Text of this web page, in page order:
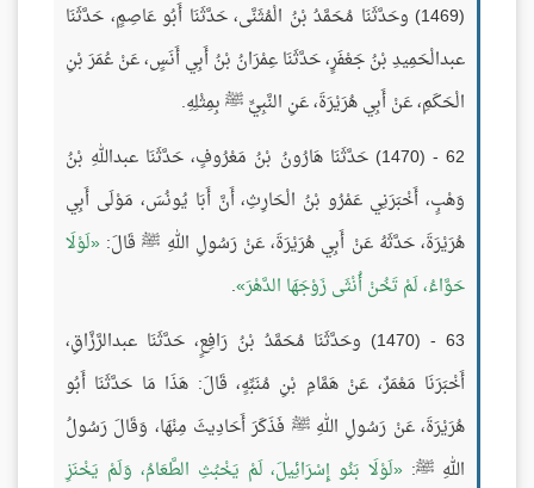
(1469) وحَدَّثَنَا مُحَمَّدُ بْنُ الْمُثَنَّى، حَدَّثَنَا أَبُو عَاصِمٍ، حَدَّثَنَا
عبدالْحَمِيدِ بْنُ جَعْفَرٍ، حَدَّثَنَا عِمْرَانُ بْنُ أَبِي أَنَسٍ، عَنْ عُمَرَ بْنِ
الْحَكَمِ، عَنْ أَبِي هُرَيْرَةَ، عَنِ النَّبِيِّ ﷺ بِمِثْلِهِ.
62 - (1470) حَدَّثَنَا هَارُونُ بْنُ مَعْرُوفٍ، حَدَّثَنَا عبداللهِ بْنُ
وَهْبٍ، أَخْبَرَنِي عَمْرُو بْنُ الْحَارِثِ، أَنَّ أَبَا يُونُسَ، مَوْلَى أَبِي
هُرَيْرَةَ، حَدَّثَهُ عَنْ أَبِي هُرَيْرَةَ، عَنْ رَسُولِ اللهِ ﷺ قَالَ: لَوْلَا
حَوَّاءُ، لَمْ تَخُنْ أُنْثَى زَوْجَهَا الدَّهْرَ .
63 - (1470) وحَدَّثَنَا مُحَمَّدُ بْنُ رَافِعٍ، حَدَّثَنَا عبدالرَّزَّاقِ،
أَخْبَرَنَا مَعْمَرٌ، عَنْ هَمَّامِ بْنِ مُنَبِّهٍ، قَالَ: هَذَا مَا حَدَّثَنَا أَبُو
هُرَيْرَةَ، عَنْ رَسُولِ اللهِ ﷺ فَذَكَرَ أَحَادِيثَ مِنْهَا، وَقَالَ رَسُولُ
اللهِ ﷺ: لَوْلَا بَنُو إِسْرَائِيلَ، لَمْ يَخْبُثِ الطَّعَامُ، وَلَمْ يَخْنَزِ